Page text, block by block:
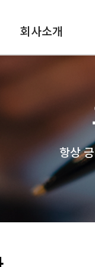
회사소개
항상